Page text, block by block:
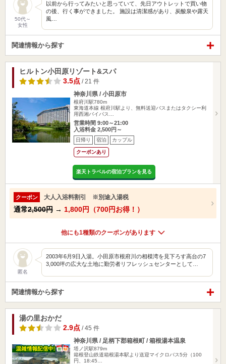
50代～
女性
以前から行ってみたいと思っていて、先日アウトレットで買い物
の後、行く事ができました。 施設は清潔感があり、炭酸泉や露天
風…
関連情報から探す
ヒルトン小田原リゾート&スパ
3.5点 / 21 件
神奈川県 / 小田原市
根府川駅780m
東海道本線 根府川駅より、無料送迎バスまたはタクシー利
用西湘バイパス…
営業時間 9:00～21:00
入浴料金 2,500円～
日帰り 宿泊 カップル
クーポンあり
楽天トラベルの宿泊プランを見る
クーポン 大人入浴料割引 ※別途入湯税
通常2,500円 → 1,800円（700円お得！）
他にも1種類のクーポンがあります
匿名
2003年6月9日入湯。小田原市根府川の相模湾を見下ろす高台の7
3,000坪の広大な土地に勤労者リフレッシュセンターとして…
関連情報から探す
湯の里おかだ
2.9点 / 45 件
神奈川県 / 足柄下郡箱根町 / 箱根湯本温泉
塔ノ沢駅879m
箱根登山鉄道箱根湯本駅より送迎マイクロバス5分（100
円、18:45…